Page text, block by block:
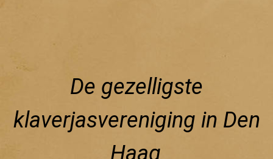
De gezelligste
klaverjasvereniging in Den
Haag